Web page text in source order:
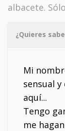
albacete.
¿Quieres
Mi
sensual
aquí...
Tengo
me